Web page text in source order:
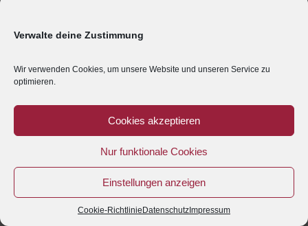
Verwalte deine Zustimmung
Wir verwenden Cookies, um unsere Website und unseren Service zu
optimieren.
Cookies akzeptieren
Nur funktionale Cookies
Einstellungen anzeigen
Cookie-Richtlinie Datenschutz Impressum